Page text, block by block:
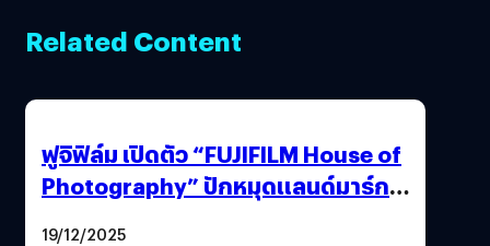
Related Content
ฟูจิฟิล์ม เปิดตัว “FUJIFILM House of
Photography” ปักหมุดแลนด์มาร์ก
19/12/2025